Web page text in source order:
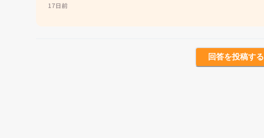
17日前
回答を投稿する